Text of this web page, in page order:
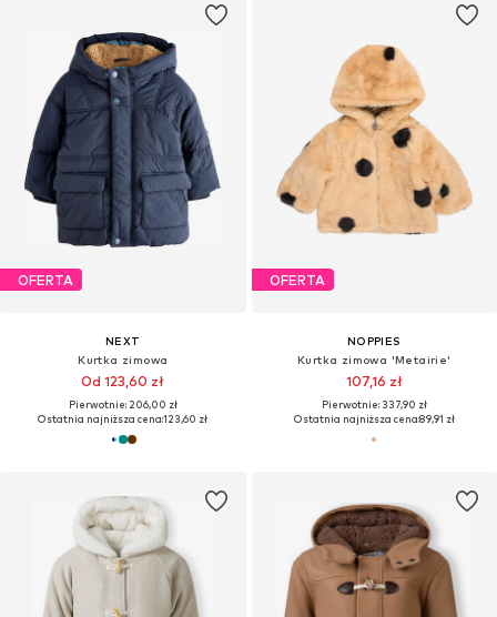
OFERTA
NEXT
Kurtka zimowa
Od 123,60 zł
Pierwotnie: 206,00 zł
Ostatnia najniższa cena:123,60 zł
OFERTA
NOPPIES
Kurtka zimowa 'Metairie'
107,16 zł
Pierwotnie: 337,90 zł
Ostatnia najniższa cena:89,91 zł